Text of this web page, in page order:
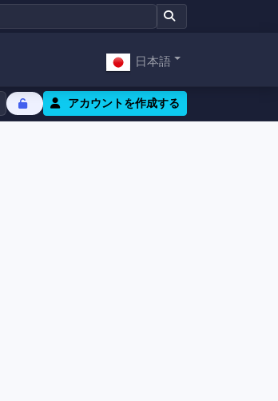
日本語
アカウントを作成する